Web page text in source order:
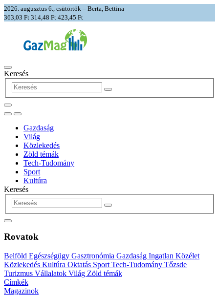
2026. augusztus 6., csütörtök – Berta, Bettina
363,03 Ft 314,48 Ft 423,45 Ft
Keresés
Gazdaság
Világ
Közlekedés
Zöld témák
Tech-Tudomány
Sport
Kultúra
Keresés
Rovatok
Belföld Egészségügy Gasztronómia Gazdaság Ingatlan Közélet
Közlekedés Kultúra Oktatás Sport Tech-Tudomány Tőzsde
Turizmus Vállalatok Világ Zöld témák
Címkék
Magazinok